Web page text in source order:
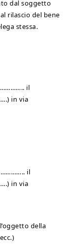
dal soggetto
rilascio del bene
stessa.
il
in via
il
in via
della